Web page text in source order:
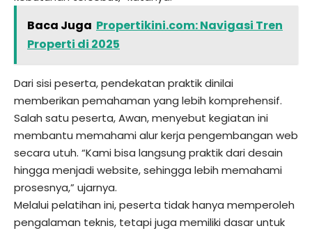
Baca Juga Propertikini.com: Navigasi Tren
Properti di 2025
Dari sisi peserta, pendekatan praktik dinilai
memberikan pemahaman yang lebih komprehensif.
Salah satu peserta, Awan, menyebut kegiatan ini
membantu memahami alur kerja pengembangan web
secara utuh. “Kami bisa langsung praktik dari desain
hingga menjadi website, sehingga lebih memahami
prosesnya,” ujarnya.
Melalui pelatihan ini, peserta tidak hanya memperoleh
pengalaman teknis, tetapi juga memiliki dasar untuk